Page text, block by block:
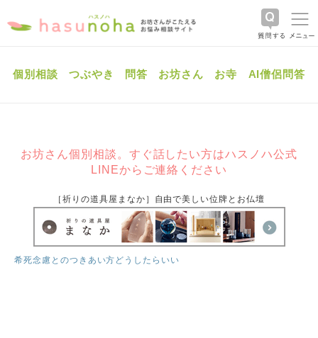
個別相談 つぶやき 問答 お坊さん お寺 AI僧侶問答
お坊さん個別相談。すぐ話したい方はハスノハ公式
LINEからご連絡ください
［祈りの道具屋まなか］自由で美しい位牌とお仏壇
希死念慮とのつきあい方どうしたらいい